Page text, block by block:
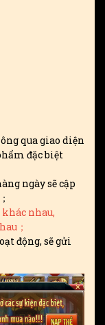
qua giao diện
đặc biệt
ngày sẽ cập
nhau,
；
động, sẽ gửi